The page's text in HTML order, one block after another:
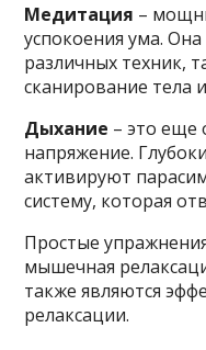
Медитация –
успокоения ума.
различных техник,
сканирование тела
Дыхание – это еще
напряжение.
активируют
систему, которая
Простые
мышечная
также являются
релаксации.